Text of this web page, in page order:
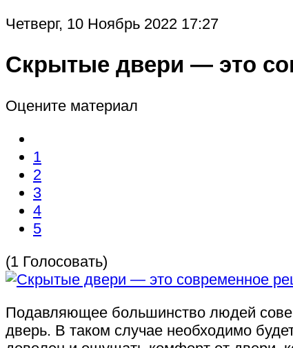
Четверг, 10 Ноябрь 2022 17:27
Скрытые двери — это
Оцените материал
1
2
3
4
5
(1 Голосовать)
Подавляющее большинство людей
дверь. В таком случае необходимо